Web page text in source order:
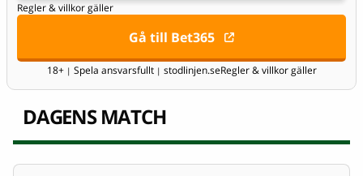
Regler & villkor gäller
Gå till Bet365
18+ | Spela ansvarsfullt | stodlinjen.seRegler & villkor gäller
DAGENS MATCH